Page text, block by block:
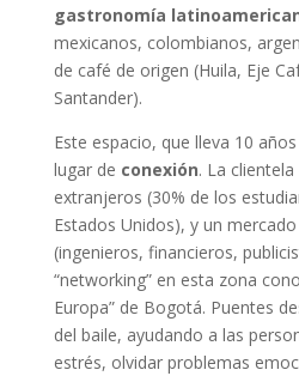
gastronomía
mexicanos, colombianos,
de café de origen (Huila, Eje
Santander).
Este espacio, que lleva 10
lugar de conexión. La
extranjeros (30% de los
Estados Unidos), y un
(ingenieros, financieros,
“networking” en esta zona
Europa” de Bogotá. Puentes
del baile, ayudando a las
estrés, olvidar problemas